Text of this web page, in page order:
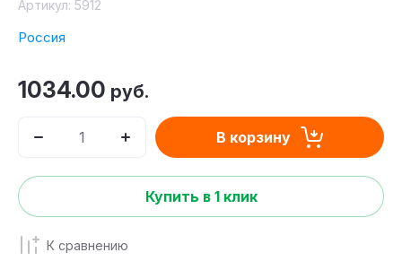
Артикул: 5912
Россия
1034.00 руб.
В корзину
Купить в 1 клик
К сравнению